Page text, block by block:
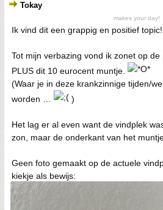
Tokay
makes your day!
Ik vind dit een grappig en positief topic!
Tot mijn verbazing vond ik zonet op
PLUS dit 10 eurocent muntje.
(Waar je in deze krankzinnige tijden/
worden …
)
Het lag er al even want de vindplek
zon, maar de onderkant van het
Geen foto gemaakt op de actuele
kiekje als bewijs: